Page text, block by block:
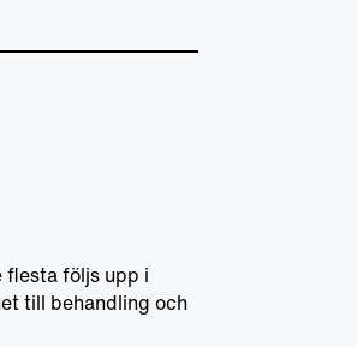
flesta följs upp i
till behandling och